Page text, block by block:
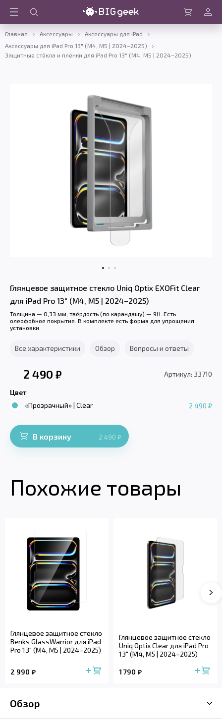
Войти
Главная Аксессуары
Аксессуары для iPad
Аксессуары для iPad Pro 13" (M4, M5 | 2024–2025)
Защитные стёкла и плёнки для iPad Pro 13" (M4, M5 | 2024–2025)
Глянцевое защитное стекло Uniq Optix EXOFit Clear
для iPad Pro 13" (M4, M5 | 2024–2025)
Толщина — 0,33 мм, твёрдость (по карандашу) — 9H. Есть
олеофобное покрытие. В комплекте есть форма для упрощения
установки
Все характеристики Обзор Вопросы и ответы
2 490 ₽ Артикул: 33710
Цвет
«Прозрачный» | Clear
2 490 ₽
В корзину 2 490 ₽
Похожие товары
Глянцевое защитное стекло
Benks GlassWarrior для iPad
Pro 13" (M4, M5 | 2024–2025)
2 990
Глянцевое защитное стекло
Uniq Optix Clear для iPad Pro
13" (M4, M5 | 2024–2025)
1 790
Обзор